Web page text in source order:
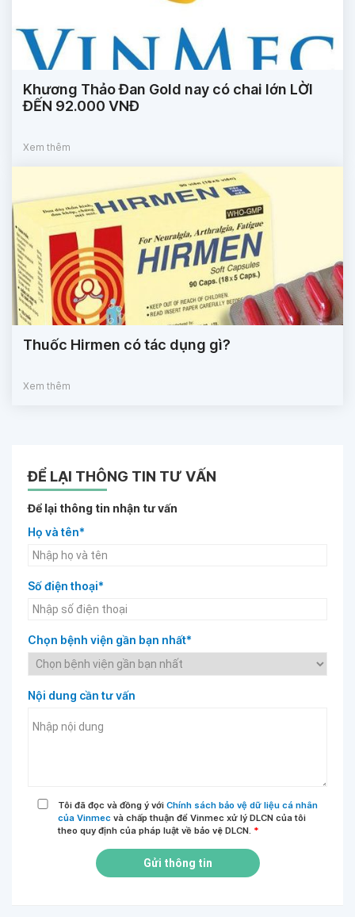
Khương Thảo Đan Gold nay có chai lớn LỜI
ĐẾN 92.000 VNĐ
Xem thêm
Thuốc Hirmen có tác dụng gì?
Xem thêm
ĐỂ LẠI THÔNG TIN TƯ VẤN
Để lại thông tin nhận tư vấn
Họ và tên*
Số điện thoại*
Chọn bệnh viện gần bạn nhất*
Nội dung cần tư vấn
Tôi đã đọc và đồng ý với Chính sách bảo vệ dữ liệu cá nhân
của Vinmec và chấp thuận để Vinmec xử lý DLCN của tôi
theo quy định của pháp luật về bảo vệ DLCN. *
Gửi thông tin